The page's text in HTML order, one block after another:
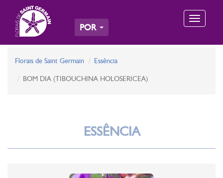
Toggle
POR
Florais de Saint Germain Essência
BOM DIA (TIBOUCHINA HOLOSERICEA)
ESSÊNCIA